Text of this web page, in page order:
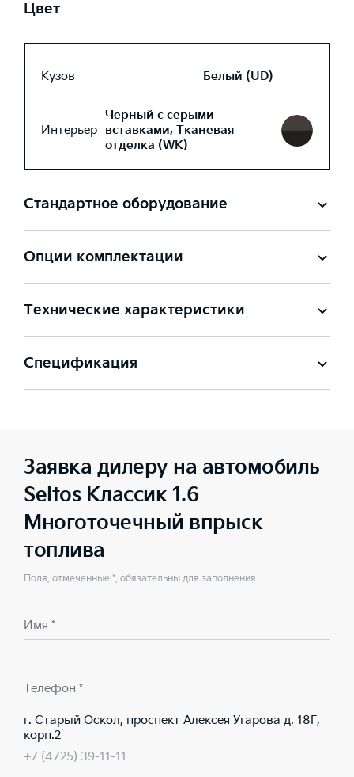
Цвет
Кузов Белый (UD)
Интерьер
Черный с серыми
вставками, Тканевая
отделка (WK)
Стандартное оборудование
Опции комплектации
Технические характеристики
Спецификация
Заявка дилеру на автомобиль
Seltos Классик 1.6
Многоточечный впрыск
топлива
Поля, отмеченные *, обязательны для заполнения
Имя *
Телефон *
г. Старый Оскол, проспект Алексея Угарова д. 18Г,
корп.2
+7 (4725) 39-11-11